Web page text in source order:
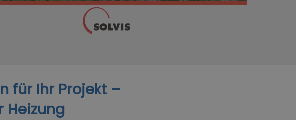
für Ihr Projekt ­­­­–
Heizung